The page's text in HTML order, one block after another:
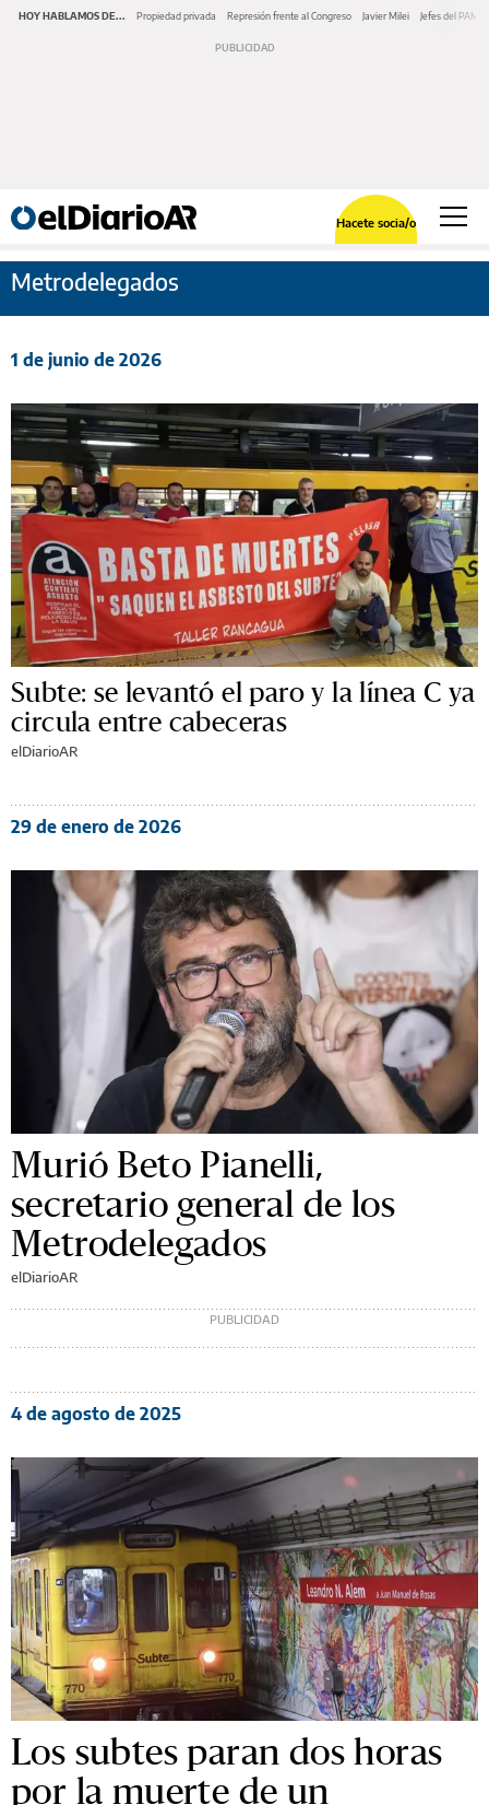
HOY HABLAMOS DE... Propiedad privada Represión frente al Congreso Javier Milei Jefes del PAMI
Hacete socia/o
Metrodelegados
1 de junio de 2026
Subte: se levantó el paro y la línea C ya
circula entre cabeceras
elDiarioAR
29 de enero de 2026
Murió Beto Pianelli,
secretario general de los
Metrodelegados
elDiarioAR
4 de agosto de 2025
Los subtes paran dos horas
por la muerte de un